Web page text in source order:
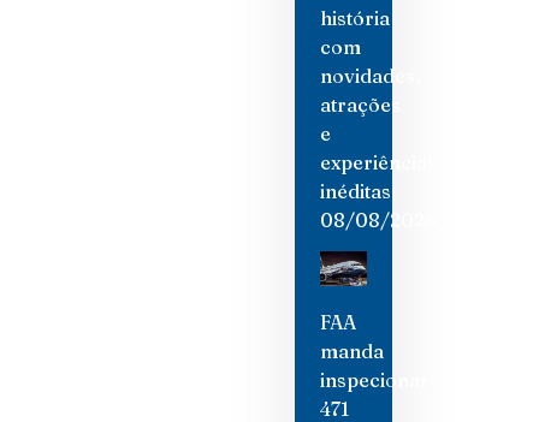
história
com
novidades,
atrações
e
experiências
inéditas
08/08/2026
FAA
manda
inspecionar
471